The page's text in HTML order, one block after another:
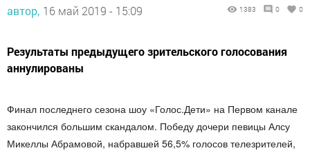
автор, 16 май 2019 - 15:09 1383 0 0
Результаты предыдущего зрительского голосования
аннулированы
Финал последнего сезона шоу «Голос.Дети» на Первом канале
закончился большим скандалом. Победу дочери певицы Алсу
Микеллы Абрамовой, набравшей 56,5% голосов телезрителей,